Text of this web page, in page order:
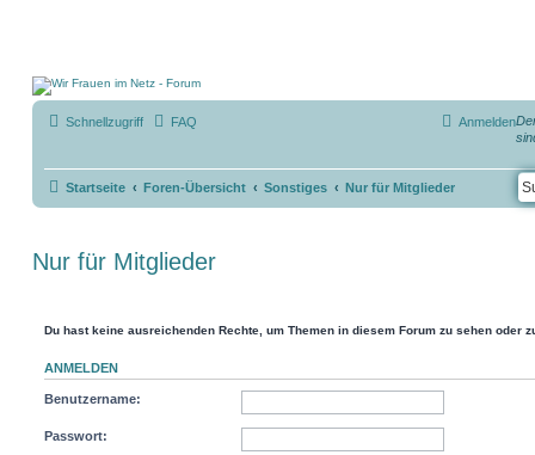
Schnellzugriff FAQ Anmelden
Startseite Foren-Übersicht Sonstiges Nur für Mitglieder
Nur für Mitglieder
Du hast keine ausreichenden Rechte, um Themen in diesem Forum zu sehen oder
ANMELDEN
Benutzername:
Passwort: